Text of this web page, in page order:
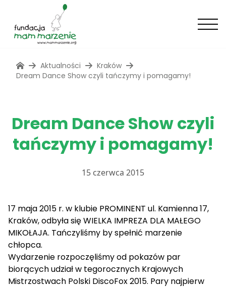
Aktualności
Kraków
Dream Dance Show czyli tańczymy i pomagamy!
Dream Dance Show czyli
tańczymy i pomagamy!
15 czerwca 2015
17 maja 2015 r. w klubie PROMINENT ul. Kamienna 17,
Kraków, odbyła się WIELKA IMPREZA DLA MAŁEGO
MIKOŁAJA. Tańczyliśmy by spełnić marzenie
chłopca.
Wydarzenie rozpoczęliśmy od pokazów par
biorących udział w tegorocznych Krajowych
Mistrzostwach Polski DiscoFox 2015. Pary najpierw